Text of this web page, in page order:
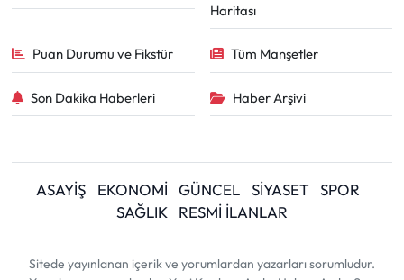
Haritası
Puan Durumu ve Fikstür Tüm Manşetler
Son Dakika Haberleri Haber Arşivi
ASAYİŞ EKONOMİ GÜNCEL SİYASET
SPOR
SAĞLIK
RESMİ İLANLAR
Sitede yayınlanan içerik ve yorumlardan yazarları sorumludur.